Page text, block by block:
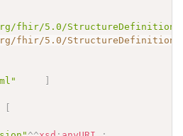
fhir/5.0/StructureDefinition/
fhir/5.0/StructureDefinition/